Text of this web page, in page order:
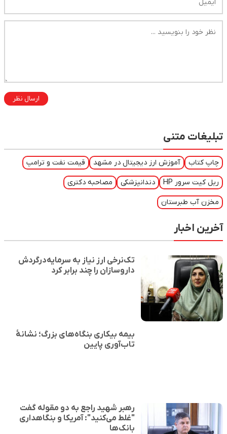
ارسال نظر
تبلیغات متنی
چاپ کتاب آموزش ارز دیجیتال در مشهد قیمت نفت و ترامپ
ریل کیت سرور HP دندانپزشکی مصاحبه دکتری
مخزن آب طبرستان
آخرین اخبار
تک‌نرخی ارز نیاز به سرمایه‌درگردش
داروسازان را چند برابر کرد
بیمه بیکاری بنگاه‌های بزرگ؛ نشانهٔ
تاب‌آوری پایین
رهبر شهید راجع به دو مقوله گفت
"غلط می‌کنید": آمریکا و بنگاهداری
بانک‌ها